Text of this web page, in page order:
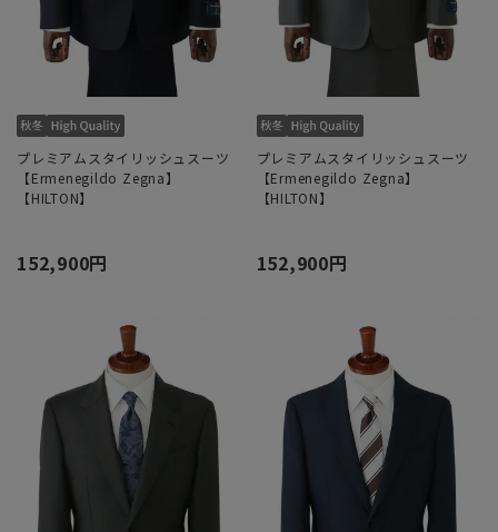
プレミアムスタイリッシュスーツ
【Ermenegildo Zegna】
【HILTON】
152,900円
プレミアムスタイリッシュスーツ
【Ermenegildo Zegna】
【HILTON】
152,900円